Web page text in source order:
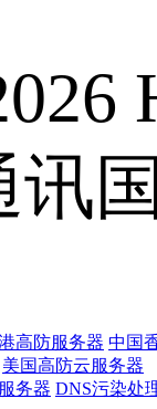
讯
高防服务器 中国
美国高防云服务器
务器 DNS污染处